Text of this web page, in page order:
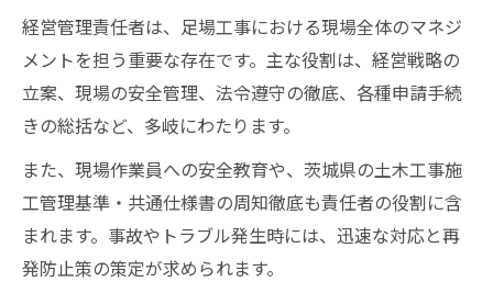
経営管理責任者は、足場工事における現場全体のマネジ
メントを担う重要な存在です。主な役割は、経営戦略の
立案、現場の安全管理、法令遵守の徹底、各種申請手続
きの総括など、多岐にわたります。
また、現場作業員への安全教育や、茨城県の土木工事施
工管理基準・共通仕様書の周知徹底も責任者の役割に含
まれます。事故やトラブル発生時には、迅速な対応と再
発防止策の策定が求められます。